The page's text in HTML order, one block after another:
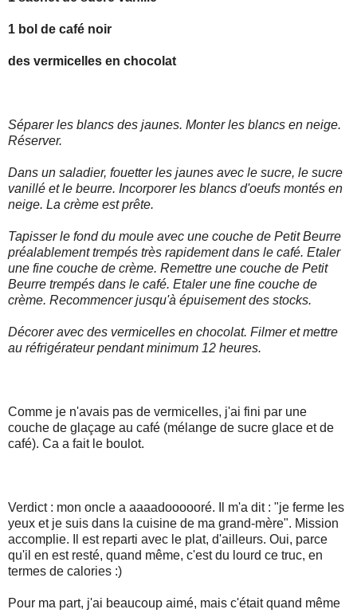
1 bol de café noir
des vermicelles en chocolat
Séparer les blancs des jaunes. Monter les blancs en neige.
Réserver.
Dans un saladier, fouetter les jaunes avec le sucre, le sucre
vanillé et le beurre. Incorporer les blancs d'oeufs montés en
neige. La crème est prête.
Tapisser le fond du moule avec une couche de Petit Beurre
préalablement trempés très rapidement dans le café. Etaler
une fine couche de crème. Remettre une couche de Petit
Beurre trempés dans le café. Etaler une fine couche de
crème. Recommencer jusqu'à épuisement des stocks.
Décorer avec des vermicelles en chocolat. Filmer et mettre
au réfrigérateur pendant minimum 12 heures.
Comme je n'avais pas de vermicelles, j'ai fini par une
couche de glaçage au café (mélange de sucre glace et de
café). Ca a fait le boulot.
Verdict : mon oncle a aaaadoooooré. Il m'a dit : "je ferme les
yeux et je suis dans la cuisine de ma grand-mère". Mission
accomplie. Il est reparti avec le plat, d'ailleurs. Oui, parce
qu'il en est resté, quand même, c'est du lourd ce truc, en
termes de calories :)
Pour ma part, j'ai beaucoup aimé, mais c'était quand même